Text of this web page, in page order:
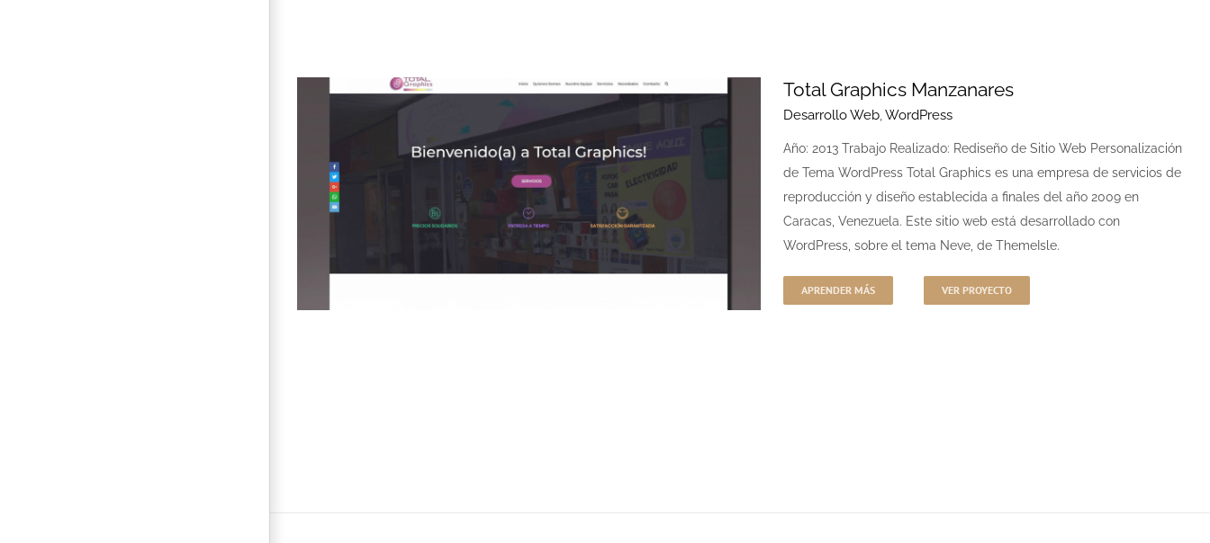
Total Graphics Manzanares
Desarrollo Web,WordPress
Año: 2013 Trabajo Realizado: Rediseño de Sitio Web Personalización
de Tema WordPress Total Graphics es una empresa de servicios de
reproducción y diseño establecida a finales del año 2009 en
Caracas, Venezuela. Este sitio web está desarrollado con
WordPress, sobre el tema Neve, de ThemeIsle.
APRENDER MÁS VER PROYECTO